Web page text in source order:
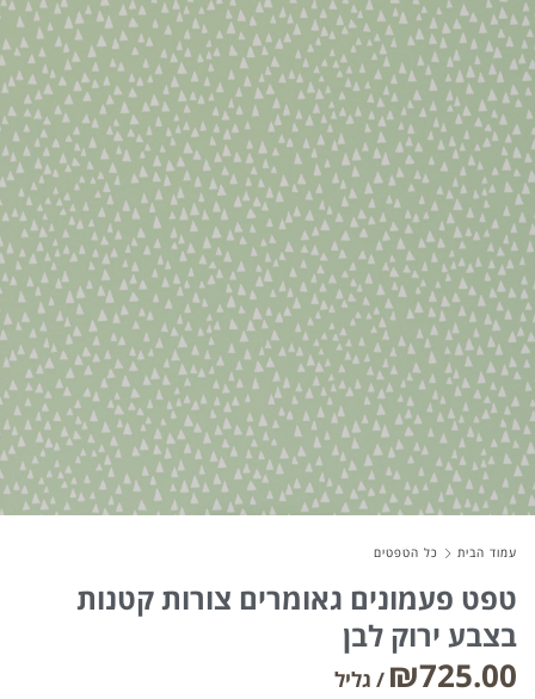
Sitemap
Community
Blog
Forums
Meetups
עמוד הבית כל הטפטים
טפט פעמונים גאומרים צורות קטנות
בצבע ירוק לבן
₪725.00